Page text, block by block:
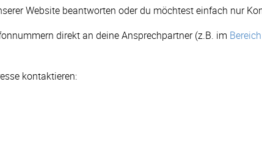
Website beantworten oder du möchtest einfach nur
direkt an deine Ansprechpartner (z.B. im
kontaktieren: